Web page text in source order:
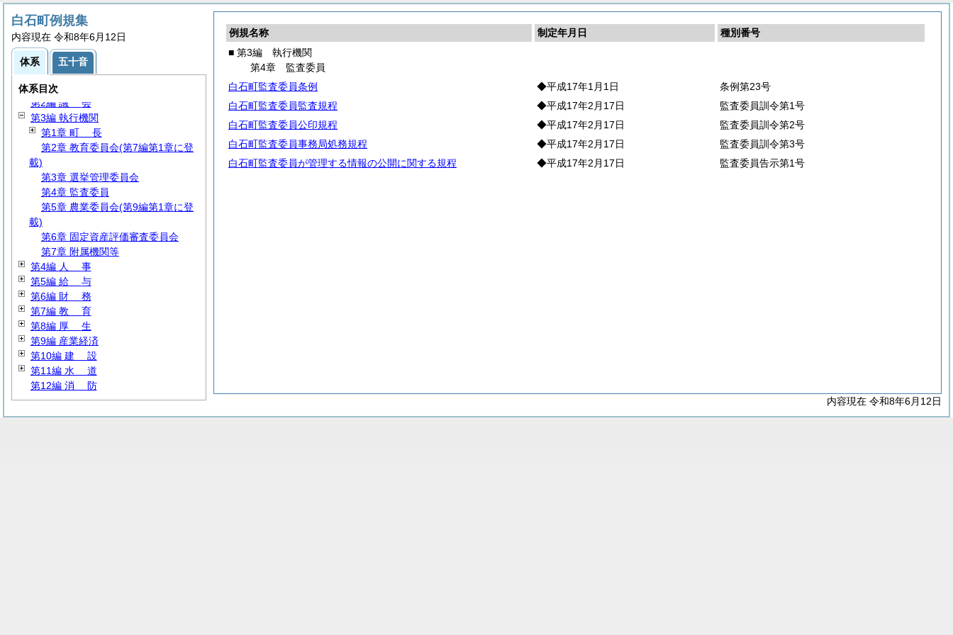
例規名称 制定年月日
種別番号
■ 第3編 執行機関
第4章 監査委員
白石町監査委員条例
◆平成17年1月1日
条例第23号
白石町監査委員監査規程
◆平成17年2月17日
監査委員訓令第1号
白石町監査委員公印規程
◆平成17年2月17日
監査委員訓令第2号
白石町監査委員事務局処務規程
◆平成17年2月17日
監査委員訓令第3号
白石町監査委員が管理する情報の公開に関する規程
◆平成17年2月17日 監査委員告示第1号
内容現在 令和8年6月12日
白石町例規集
内容現在 令和8年6月12日
体系 五十音
体系目次
第1編
第2編 議 会
第3編 執行機関
第1章 町 長
第2章 教育委員会(第7編第1章に登
載)
第3章 選挙管理委員会
第4章 監査委員
第5章 農業委員会(第9編第1章に登
載)
第6章 固定資産評価審査委員会
第7章 附属機関等
第4編 人 事
第5編 給 与
第6編 財 務
第7編 教 育
第8編 厚 生
第9編 産業経済
第10編 建 設
第11編 水 道
第12編 消 防